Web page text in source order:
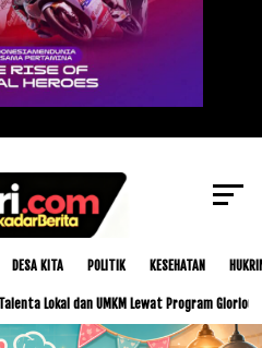
DESA KITA POLITIK KESEHATAN
dan UMKM Lewat Program Glorious Golo Mori